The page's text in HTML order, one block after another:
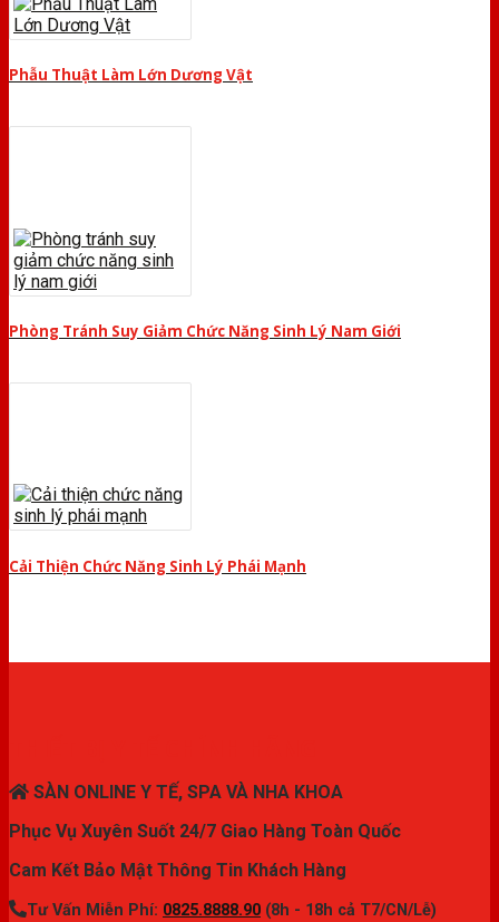
Phẫu Thuật Làm Lớn Dương Vật
Phòng Tránh Suy Giảm Chức Năng Sinh Lý Nam Giới
Cải Thiện Chức Năng Sinh Lý Phái Mạnh
SÀN ONLINE Y TẾ, SPA VÀ NHA KHOA
Phục Vụ Xuyên Suốt 24/7 Giao Hàng Toàn Quốc
Cam Kết Bảo Mật Thông Tin Khách Hàng
Tư Vấn Miễn Phí: 0825.8888.90 (8h - 18h cả T7/CN/Lễ)